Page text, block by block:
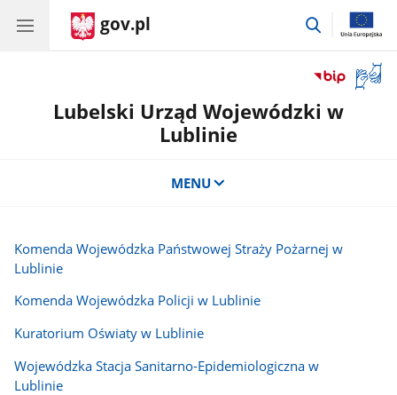
gov.pl
przejdź
okno
Lubelski Urząd Wojewódzki w
Lublinie
MENU
Komenda Wojewódzka Państwowej Straży Pożarnej w
Lublinie
Komenda Wojewódzka Policji w Lublinie
Kuratorium Oświaty w Lublinie
Wojewódzka Stacja Sanitarno-Epidemiologiczna w
Lublinie